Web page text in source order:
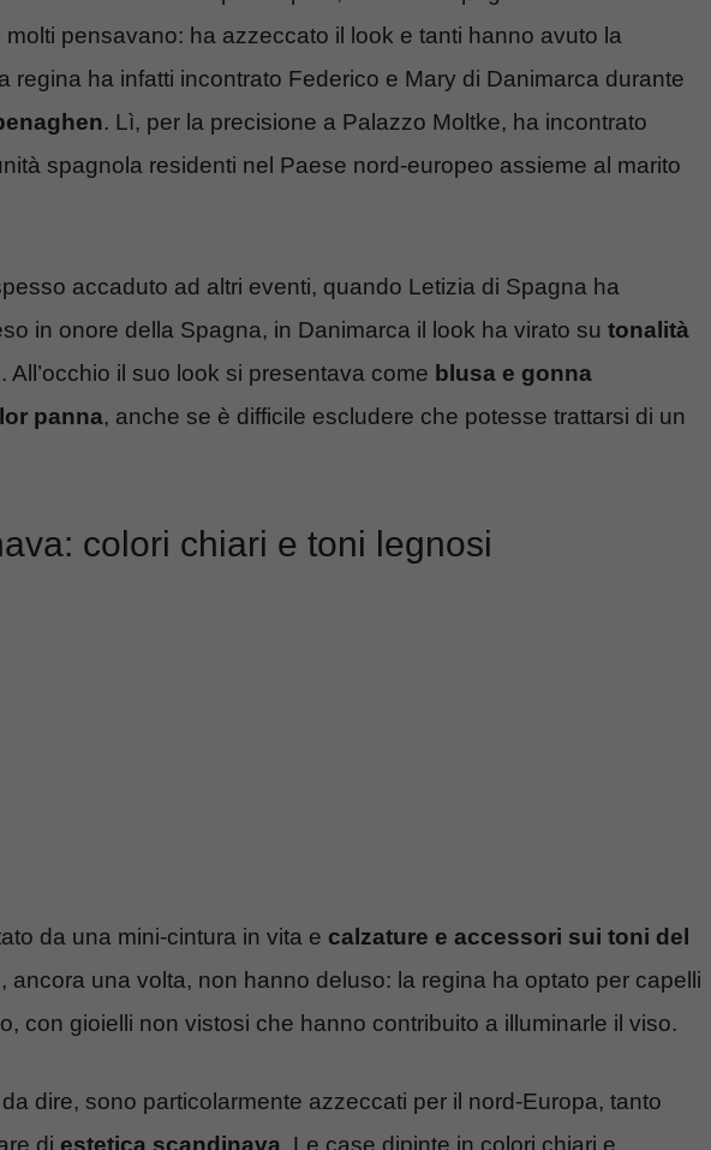
pensavano: ha azzeccato il look e tanti hanno avuto la
regina ha infatti incontrato Federico e Mary di Danimarca durante
. Lì, per la precisione a Palazzo Moltke, ha incontrato
spagnola residenti nel Paese nord-europeo assieme al marito
accaduto ad altri eventi, quando Letizia di Spagna ha
in onore della Spagna, in Danimarca il look ha virato su tonalità
All’occhio il suo look si presentava come blusa e gonna
panna, anche se è difficile escludere che potesse trattarsi di un
colori chiari e toni legnosi
da una mini-cintura in vita e calzature e accessori sui toni del
ancora una volta, non hanno deluso: la regina ha optato per capelli
con gioielli non vistosi che hanno contribuito a illuminarle il viso.
dire, sono particolarmente azzeccati per il nord-Europa, tanto
di estetica scandinava . Le case dipinte in colori chiari e